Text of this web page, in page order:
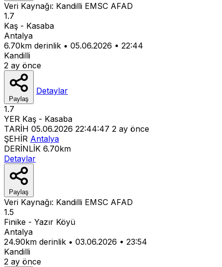
Veri Kaynağı: Kandilli EMSC AFAD
1.7
Kaş - Kasaba
Antalya
6.70km derinlik • 05.06.2026 • 22:44
Kandilli
2 ay önce
Paylaş
Detaylar
1.7
YER Kaş - Kasaba
TARİH 05.06.2026 22:44:47 2 ay önce
ŞEHİR Antalya
DERİNLİK 6.70km
Detaylar
Paylaş
Veri Kaynağı: Kandilli EMSC AFAD
1.5
Finike - Yazır Köyü
Antalya
24.90km derinlik • 03.06.2026 • 23:54
Kandilli
2 ay önce